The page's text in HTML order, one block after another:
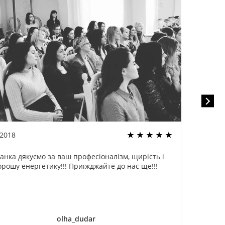
дякуємо за ваш професіоналізм, щирість і
енергетику!!! Приїжджайте до нас ще!!!
olha_dudar